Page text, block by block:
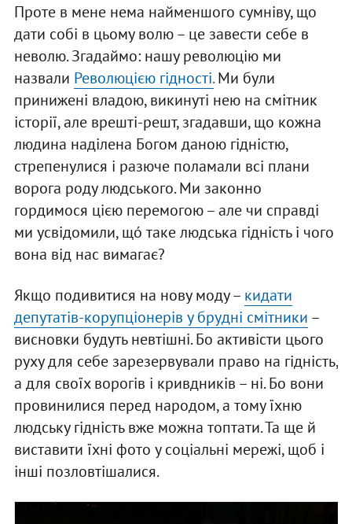
Проте в мене нема найменшого сумніву, що
дати собі в цьому волю – це завести себе в
неволю. Згадаймо: нашу революцію ми
назвали Революцією гідності.Ми були
принижені владою, викинуті нею на смітник
історії, але врешті-решт, згадавши, що кожна
людина наділена Богом даною гідністю,
стрепенулися і разюче поламали всі плани
ворога роду людського. Ми законно
гордимося цією перемогою – але чи справді
ми усвідомили, щó таке людська гідність і чого
вона від нас вимагає?
Якщо подивитися на нову моду – кидати
депутатів-корупціонерів у брудні смітники –
висновки будуть невтішні. Бо активісти цього
руху для себе зарезервували право на гідність,
а для своїх ворогів і кривдників – ні. Бо вони
провинилися перед народом, а тому їхню
людську гідність вже можна топтати. Та ще й
виставити їхні фото у соціальні мережі, щоб і
інші позловтішалися.